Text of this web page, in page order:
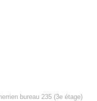
bureau 235 (3e étage)